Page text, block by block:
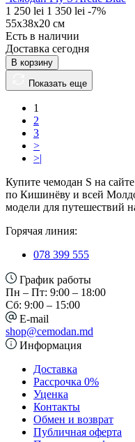
1 250 lei 1 350 lei -7%
55х38х20 см
Есть в наличии
Доставка сегодня
В корзину
Показать еще
1
2
3
>
>|
Купите чемодан S на
по Кишинёву и всей
модели для путешествий
Горячая линия:
078 399 555
График работы
Пн – Пт: 9:00 – 18:00
Сб: 9:00 – 15:00
E-mail
shop@cemodan.md
Информация
Доставка
Рассрочка 0%
Уценка
Контакты
Обмен и возврат
Публичная оферта